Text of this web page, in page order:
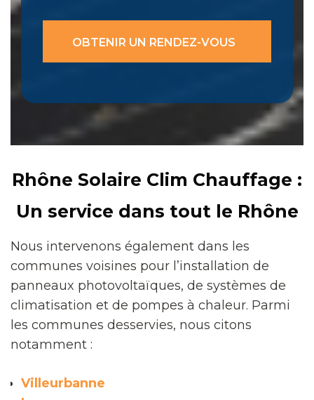
Rhône Solaire Clim Chauffage :
Un service dans tout le Rhône
Nous intervenons également dans les
communes voisines pour l’installation de
panneaux photovoltaïques, de systèmes de
climatisation et de pompes à chaleur. Parmi
les communes desservies, nous citons
notamment :
Villeurbanne